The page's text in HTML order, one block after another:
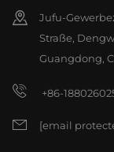
Jufu-
Straße,
Guangdong,
+86-
[email